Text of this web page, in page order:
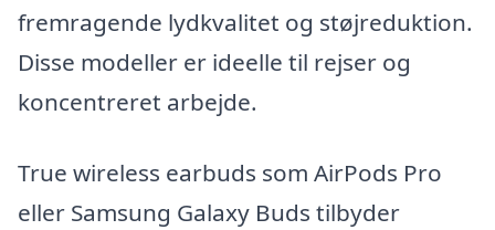
fremragende lydkvalitet og støjreduktion.
Disse modeller er ideelle til rejser og
koncentreret arbejde.
True wireless earbuds som AirPods Pro
eller Samsung Galaxy Buds tilbyder